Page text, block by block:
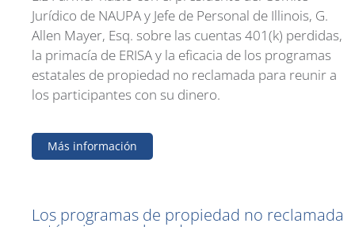
Jurídico de NAUPA y Jefe de Personal de Illinois, G.
Allen Mayer, Esq. sobre las cuentas 401(k) perdidas,
la primacía de ERISA y la eficacia de los programas
estatales de propiedad no reclamada para reunir a
los participantes con su dinero.
Más información
Los programas de propiedad no reclamada